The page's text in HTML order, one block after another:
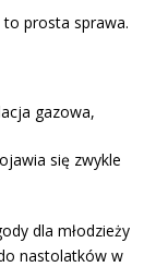
prosta sprawa.
gazowa,
się zwykle
dla młodzieży
nastolatków w